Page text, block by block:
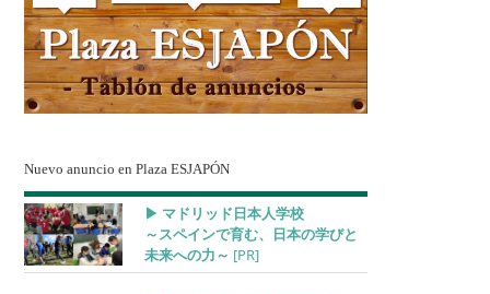
Nuevo anuncio en Plaza ESJAPÓN
▶︎ マドリッド日本人学校
～スペインで育む、日本の学びと
未来への力～ [PR]